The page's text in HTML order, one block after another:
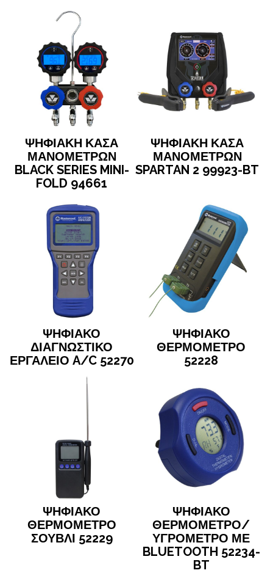
ΨΗΦΙΑΚΗ ΚΑΣΑ
ΜΑΝΟΜΕΤΡΩΝ
BLACK SERIES MINI-
FOLD 94661
ΨΗΦΙΑΚΗ ΚΑΣΑ
ΜΑΝΟΜΕΤΡΩΝ
SPARTAN 2 99923-BT
ΨΗΦΙΑΚΟ
ΔΙΑΓΝΩΣΤΙΚΟ
ΕΡΓΑΛΕΙΟ A/C 52270
ΨΗΦΙΑΚΟ
ΘΕΡΜΟΜΕΤΡΟ
52228
ΨΗΦΙΑΚΟ
ΘΕΡΜΟΜΕΤΡΟ
ΣΟΥΒΛΙ 52229
ΨΗΦΙΑΚΟ
ΘΕΡΜΟΜΕΤΡΟ/
ΥΓΡΟΜΕΤΡΟ ΜΕ
BLUETOOTH 52234-
BT